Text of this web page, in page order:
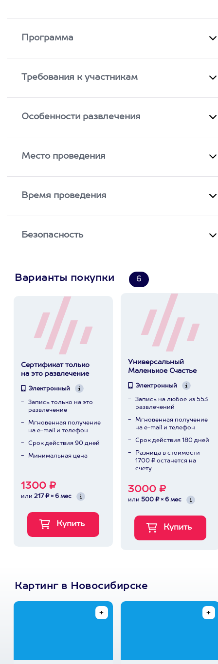
Программа
Требования к участникам
Особенности развлечения
Место проведения
Время проведения
Безопасность
Варианты покупки 6
Сертификат только
на это развлечение
Электронный
Запись только на это
развлечение
Мгновенная получение
на e-mail и телефон
Срок действия 90 дней
Минимальная цена
1300 ₽
или 217 ₽ × 6 мес
Универсальный
Маленькое Счастье
Электронный
Запись на любое из 553
развлечений
Мгновенная получение
на e-mail и телефон
Срок действия 180 дней
Разница в стоимости
1700 ₽ останется на
счету
3000 ₽
или 500 ₽ × 6 мес
Картинг в Новосибирске